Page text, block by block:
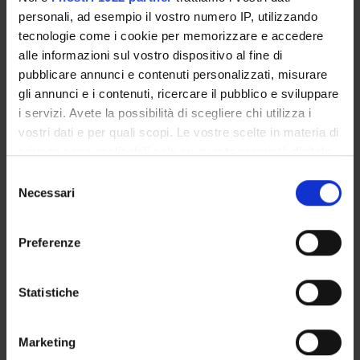
personali, ad esempio il vostro numero IP, utilizzando
tecnologie come i cookie per memorizzare e accedere
alle informazioni sul vostro dispositivo al fine di
pubblicare annunci e contenuti personalizzati, misurare
gli annunci e i contenuti, ricercare il pubblico e sviluppare
i servizi. Avete la possibilità di scegliere chi utilizza i
vostri dati e per quali scopi. Le vostre scelte in materia di
modificare o revocare il proprio consenso in qualsiasi
momento dalla Dichiarazione sui cookie o facendo clic
raccogliere informazioni sulla tua posizione
geografica, con un'approssimazione di qualche
Identificare il tuo dispositivo, scansionandolo
delNecessari
Preferenze
Statistiche
Marketing
Medicina legale 2 - Polettini 1 non ancora
Medicina legale 2 - Turrina 1 non ancora
Medicina legale 2 - Gottardo 1 non ancora
Come iscriversi e Requisiti di ammissione
Insegnamenti